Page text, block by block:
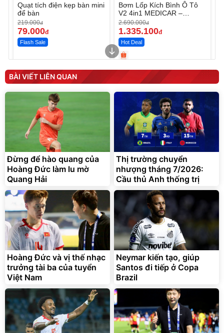
Quạt tích điện kẹp bàn mini
để bàn
219.000đ
79.000đ
Flash Sale
Bơm Lốp Kích Bình Ô Tô
V2 4in1 MEDICAR –
12.000mAh
2.690.000đ
1.335.100đ
Hot Deal
Máy ép chậm trái cây
Elmich JEE 1855OL
3.000.000đ
2.143.650đ
Flash Sale
Máy rửa xe cầm tay xịt rửa
cao áp có tạo bọt tuyết
399.000đ
Đã bán nhiều
Bạt phủ xe ô tô cao cấp,
tráng nhôm 03 lớp
392.000đ
325.000đ
Đã bán nhiều
Xe đạp điện trợ lực G-
Force C14 gấp gọn bỏ cốp
tiện lợi
9.900.000đ
7.092.000đ
Đang xem nhiều
G-FORCE VIETNA
BÀI VIẾT LIÊN QUAN
Đừng để hào quang của
Hoàng Đức làm lu mờ
Quang Hải
Thị trường chuyển
nhượng tháng 7/2026:
Cầu thủ Anh thống trị
Hoàng Đức và vị thế nhạc
trưởng tài ba của tuyển
Việt Nam
Neymar kiến tạo, giúp
Santos đi tiếp ở Copa
Brazil